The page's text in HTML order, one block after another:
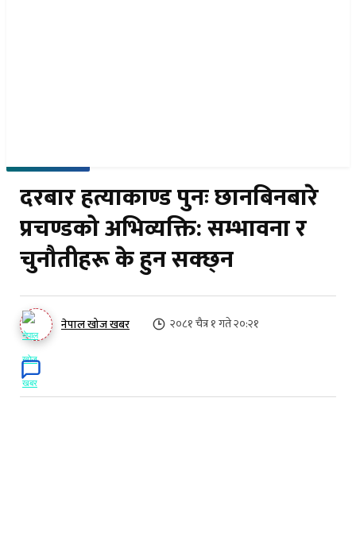
दरबार हत्याकाण्ड पुनः छानबिनबारे
प्रचण्डको अभिव्यक्ति: सम्भावना र
चुनौतीहरू के हुन सक्छ्न
नेपाल खोज खबर २०८१ चैत्र १ गते २०:२१